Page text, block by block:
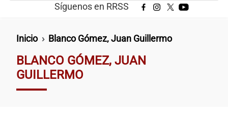
Síguenos en RRSS
Ruta de navegación
Inicio Blanco Gómez, Juan Guillermo
BLANCO GÓMEZ, JUAN
GUILLERMO